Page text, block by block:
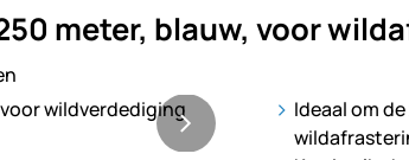
meter, blauw, voor
Ideaal om